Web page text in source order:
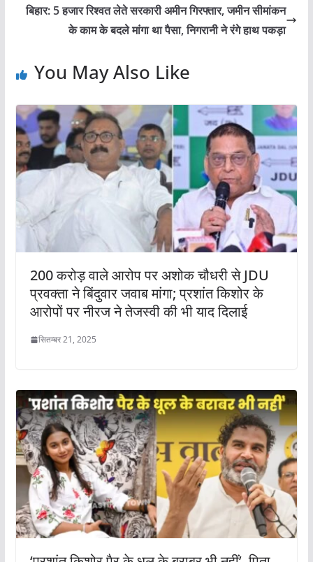
बिहार: 5 हजार रिश्वत लेते सरकारी अमीन गिरफ्तार, जमीन सीमांकन
के काम के बदले मांगा था पैसा, निगरानी ने रंगे हाथ पकड़ा
You May Also Like
200 करोड़ वाले आरोप पर अशोक चौधरी से JDU
प्रवक्ता ने बिंदुवार जवाब मांगा; प्रशांत किशोर के
आरोपों पर नीरज ने तेजस्वी की भी याद दिलाई
सितम्बर 21, 2025